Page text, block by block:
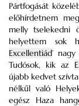
Pártfogását
előhírdetnem
melly tselekedni
helyettem sok
Excellentiád’
Tudósok, kik az
újabb kedvet
nélkűl való
egész Haza